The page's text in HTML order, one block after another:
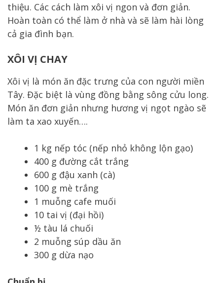
thiệu. Các cách làm xôi vị ngon và đơn giản.
Hoàn toàn có thể làm ở nhà và sẽ làm hài lòng
cả gia đình bạn.
XÔI VỊ CHAY
Xôi vị là món ăn đặc trưng của con người miền
Tây. Đặc biệt là vùng đồng bằng sông cửu long.
Món ăn đơn giản nhưng hương vị ngọt ngào sẽ
làm ta xao xuyến….
1 kg nếp tóc (nếp nhỏ không lộn gạo)
400 g đường cắt trắng
600 g đậu xanh (cà)
100 g mè trắng
1 muỗng cafe muối
10 tai vị (đại hồi)
½ tàu lá chuối
2 muỗng súp dầu ăn
300 g dừa nạo